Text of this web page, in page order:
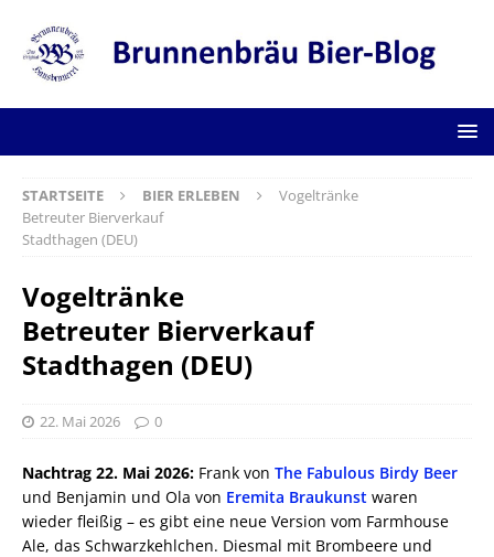
STARTSEITE BIER ERLEBEN
Vogeltränke
Betreuter Bierverkauf
Stadthagen (DEU)
Vogeltränke
Betreuter Bierverkauf
Stadthagen (DEU)
22. Mai 2026 0
Nachtrag 22. Mai 2026: Frank von The Fabulous Birdy Beer
und Benjamin und Ola von Eremita Braukunst waren
wieder fleißig – es gibt eine neue Version vom Farmhouse
Ale, das Schwarzkehlchen. Diesmal mit Brombeere und